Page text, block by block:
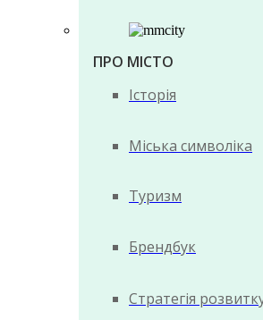
ПРО МІСТО
Історія
Міська символіка
Туризм
Брендбук
Стратегія